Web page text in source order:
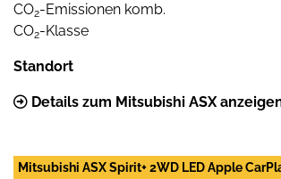
CO2-Emissionen komb.
CO2-Klasse
Standort
Details zum Mitsubishi ASX
Mitsubishi ASX Spirit+ 2WD LED Apple